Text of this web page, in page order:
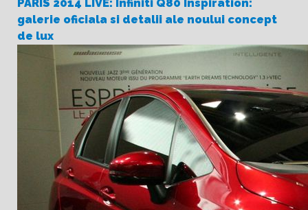
PARIS 2014 LIVE: Infiniti Q80 Inspiration:
galerie oficiala si detalii ale noului concept
de lux